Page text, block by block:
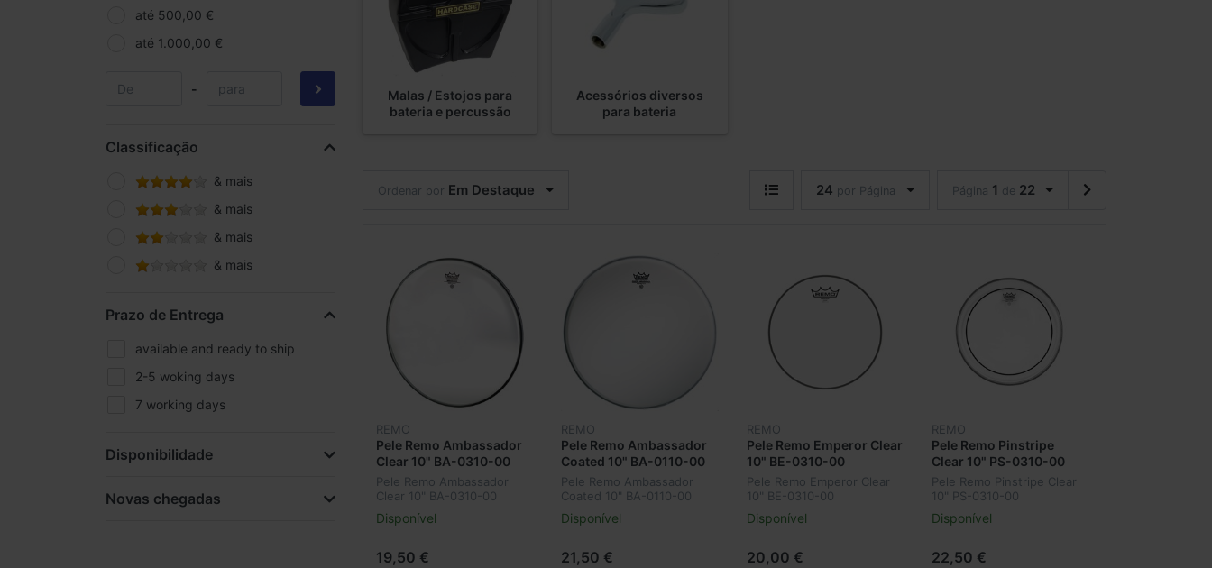
até 500,00 €
até 1.000,00 €
-
Classificação
& mais
& mais
& mais
& mais
Prazo de Entrega
available and ready to ship
2-5 woking days
7 working days
Disponibilidade
Novas chegadas
Malas / Estojos para
bateria e percussão
Acessórios diversos
para bateria
Ordenar por Em Destaque 24 por Página Página 1 de 22
REMO
Pele Remo Ambassador
Clear 10" BA-0310-00
Pele Remo Ambassador
Clear 10" BA-0310-00
Disponível
19,50 €
REMO
Pele Remo Ambassador
Coated 10" BA-0110-00
Pele Remo Ambassador
Coated 10" BA-0110-00
Disponível
21,50 €
REMO
Pele Remo Emperor Clear
10" BE-0310-00
Pele Remo Emperor Clear
10" BE-0310-00
Disponível
20,00 €
REMO
Pele Remo Pinstripe
Clear 10" PS-0310-00
Pele Remo Pinstripe Clear
10" PS-0310-00
Disponível
22,50 €